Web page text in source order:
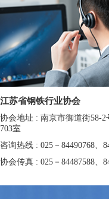
江苏省钢铁行业协会
协会地址 : 南京市御道街58-2
703室
咨询热线 : 025－84490768、
协会传真 : 025－84487588、